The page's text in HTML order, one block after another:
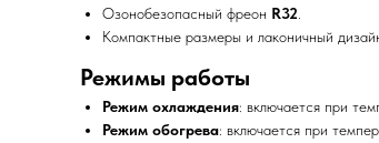
Озонобезопасный фреон R32
Компактные размеры и лаконичный
Режимы работы
Режим охлаждения: включается при
Режим обогрева: включается при